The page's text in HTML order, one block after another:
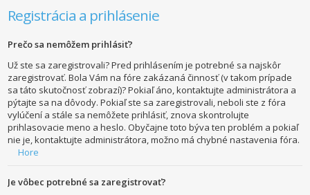
Registrácia a prihlásenie
Prečo sa nemôžem prihlásiť?
Už ste sa zaregistrovali? Pred prihlásením je potrebné sa najskôr
zaregistrovať. Bola Vám na fóre zakázaná činnosť (v takom prípade
sa táto skutočnosť zobrazí)? Pokiaľ áno, kontaktujte administrátora a
pýtajte sa na dôvody. Pokiaľ ste sa zaregistrovali, neboli ste z fóra
vylúčení a stále sa nemôžete prihlásiť, znova skontrolujte
prihlasovacie meno a heslo. Obyčajne toto býva ten problém a pokiaľ
nie je, kontaktujte administrátora, možno má chybné nastavenia fóra.
Hore
Je vôbec potrebné sa zaregistrovať?